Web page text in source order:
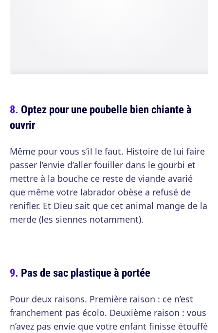
Optez pour une poubelle bien chiante à
ouvrir
Même pour vous s’il le faut. Histoire de lui faire
passer l’envie d’aller fouiller dans le gourbi et
mettre à la bouche ce reste de viande avarié
que même votre labrador obèse a refusé de
renifler. Et Dieu sait que cet animal mange de la
merde (les siennes notamment).
Pas de sac plastique à portée
Pour deux raisons. Première raison : ce n’est
franchement pas écolo. Deuxième raison : vous
n’avez pas envie que votre enfant finisse étouffé